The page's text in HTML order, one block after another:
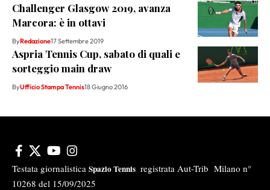
Challenger Glasgow 2019, avanza
Marcora: è in ottavi
ByRedazione17 Settembre 2019
Aspria Tennis Cup, sabato di quali e
sorteggio main draw
ByUfficio Stampa Tennis18 Giugno 2016
Testata giornalistica Spazio Tennis registrata Aut-Trib Milano n°
10268 del 15/09/2025